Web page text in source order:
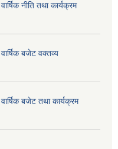
नीति तथा कार्यक्रम
बजेट वक्तव्य
बजेट तथा कार्यक्रम